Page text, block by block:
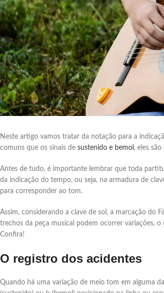
Neste artigo vamos tratar da notação para a
comuns que os sinais de sustenido e bemol , eles
Antes de tudo, é importante lembrar que toda
da indicação do tempo, ou seja, na armadura de
para corresponder ao tom.
Assim, considerando a clave de sol, a marcação do
trechos da peça musical podem ocorrer variações,
Confira!
O registro dos acidentes
Quando há uma variação de meio tom em alguma